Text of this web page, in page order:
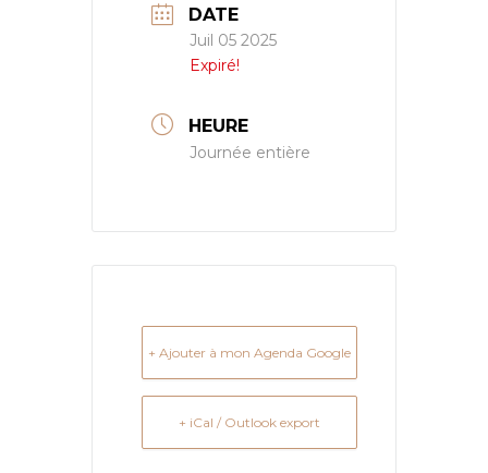
DATE
Juil 05 2025
Expiré!
HEURE
Journée entière
+ Ajouter à mon Agenda Google
+ iCal / Outlook export